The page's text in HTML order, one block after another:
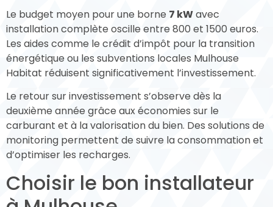
Le budget moyen pour une borne 7 kWavec
installation complète oscille entre 800 et 1500 euros.
Les aides comme le crédit d’impôt pour la transition
énergétique ou les subventions locales Mulhouse
Habitat réduisent significativement l’investissement.
Le retour sur investissement s’observe dès la
deuxième année grâce aux économies sur le
carburant et à la valorisation du bien. Des solutions de
monitoring permettent de suivre la consommation et
d’optimiser les recharges.
Choisir le bon installateur